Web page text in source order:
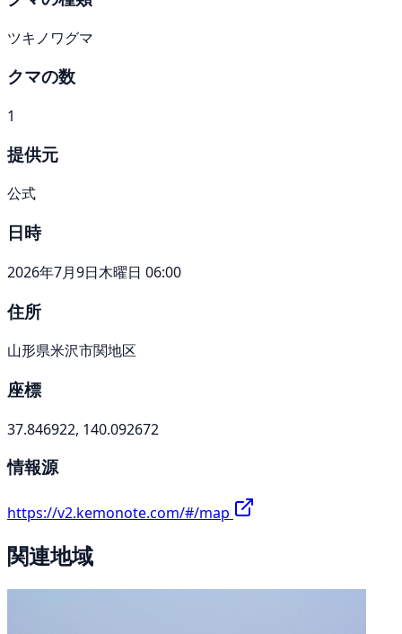
ツキノワグマ
クマの数
1
提供元
公式
日時
2026年7月9日木曜日 06:00
住所
山形県米沢市関地区
座標
37.846922, 140.092672
情報源
https://v2.kemonote.com/#/map
関連地域